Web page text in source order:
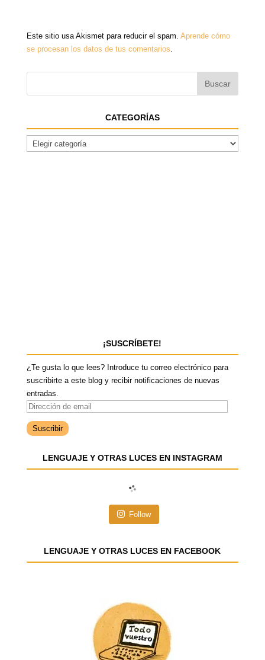
Este sitio usa Akismet para reducir el spam. Aprende cómo
se procesan los datos de tus comentarios.
CATEGORÍAS
¡SUSCRÍBETE!
¿Te gusta lo que lees? Introduce tu correo electrónico para
suscribirte a este blog y recibir notificaciones de nuevas
entradas.
D
r
c
m
LENGUAJE Y OTRAS LUCES EN INSTAGRAM
Follow
LENGUAJE Y OTRAS LUCES EN FACEBOOK